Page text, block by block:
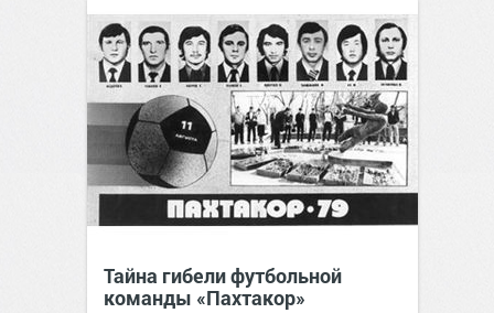
Тайна гибели футбольной
команды «Пахтакор»